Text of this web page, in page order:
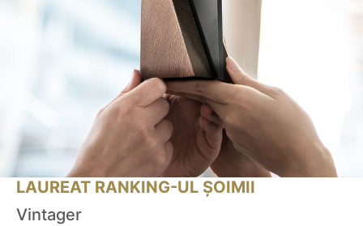
LAUREAT RANKING-UL ȘOIMII
Vintager